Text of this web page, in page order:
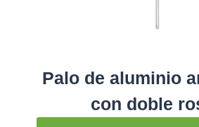
Palo de aluminio
con doble